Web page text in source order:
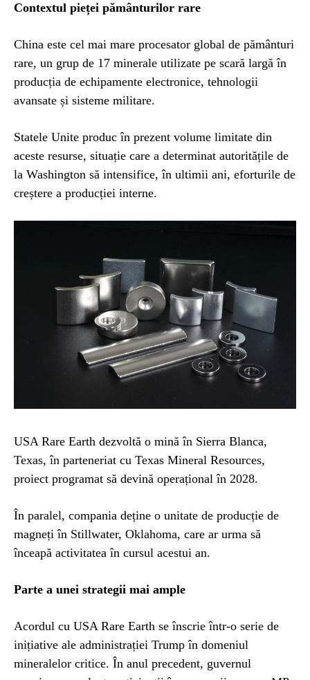
Contextul pieței pământurilor rare
China este cel mai mare procesator global de pământuri
rare, un grup de 17 minerale utilizate pe scară largă în
producția de echipamente electronice, tehnologii
avansate și sisteme militare.
Statele Unite produc în prezent volume limitate din
aceste resurse, situație care a determinat autoritățile de
la Washington să intensifice, în ultimii ani, eforturile de
creștere a producției interne.
USA Rare Earth dezvoltă o mină în Sierra Blanca,
Texas, în parteneriat cu Texas Mineral Resources,
proiect programat să devină operațional în 2028.
În paralel, compania deține o unitate de producție de
magneți în Stillwater, Oklahoma, care ar urma să
înceapă activitatea în cursul acestui an.
Parte a unei strategii mai ample
Acordul cu USA Rare Earth se înscrie într-o serie de
inițiative ale administrației Trump în domeniul
mineralelor critice. În anul precedent, guvernul